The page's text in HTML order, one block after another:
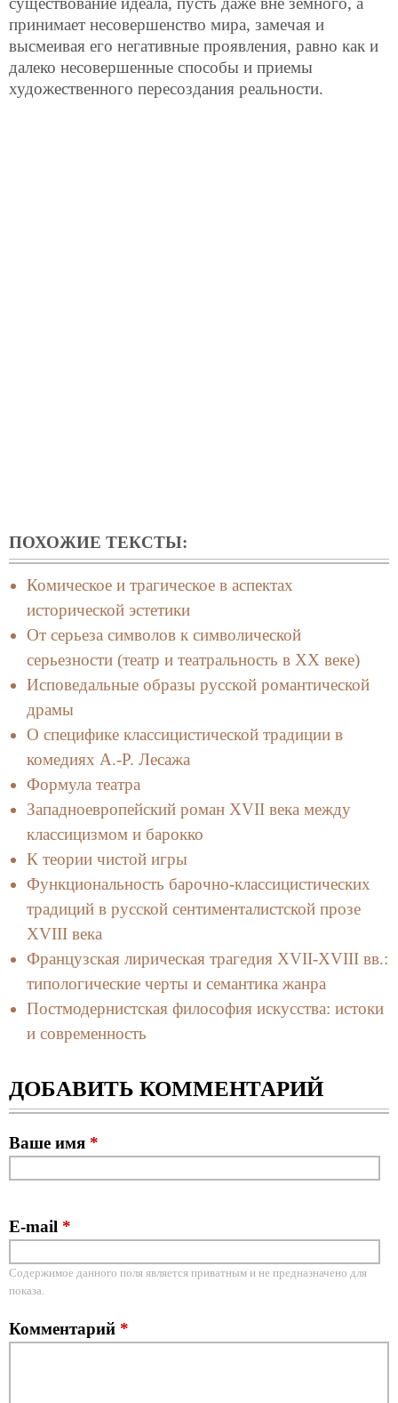
принимает несовершенство мира, замечая и
высмеивая его негативные проявления, равно как и
далеко несовершенные способы и приемы
художественного пересоздания реальности.
ПОХОЖИЕ ТЕКСТЫ:
Комическое и трагическое в аспектах
исторической эстетики
От серьеза символов к символической
серьезности (театр и театральность в ХХ веке)
Исповедальные образы русской романтической
драмы
О специфике классицистической традиции в
комедиях А.-Р. Лесажа
Формула театра
Западноевропейский роман XVII века между
классицизмом и барокко
К теории чистой игры
Функциональность барочно-классицистических
традиций в русской сентименталистской прозе
XVIII века
Французская лирическая трагедия XVII-XVIII вв.:
типологические черты и семантика жанра
Постмодернистская философия искусства: истоки
и современность
ДОБАВИТЬ КОММЕНТАРИЙ
Ваше имя *
E-mail *
Содержимое данного поля является приватным и не предназначено для
показа.
Комментарий *